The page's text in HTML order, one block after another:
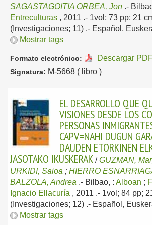
SAGASTAGOITIA ORBEA, Jon .-
Entreculturas , 2011 .- 1vol; 73 pp; 21
(Investigaciones; 11) .- Español,
Mostrar tags
Formato electrónico: Descargar
Signatura: M-5668 ( libro )
EL DESARROLLO QUE
VISIONES DESDE LOS
PERSONAS
CAPV=NAHI DUGUN
DAUDEN ETORKINEN
JASOTAKO IKUSKERAK /GUZMAN,
URKIDI, Saioa ; HIERRO
BALZOLA, Andrea .- Bilbao, : Alboan ;
Ignacio Ellacuría , 2011 .- 1vol; 84 pp;
(Investigaciones; 12) .- Español,
Mostrar tags